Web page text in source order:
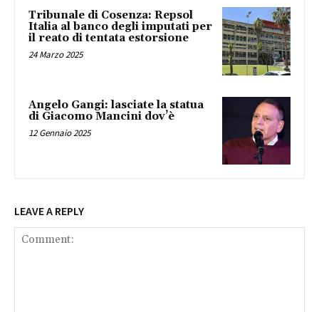
Tribunale di Cosenza: Repsol
Italia al banco degli imputati per
il reato di tentata estorsione
24 Marzo 2025
Angelo Gangi: lasciate la statua
di Giacomo Mancini dov’è
12 Gennaio 2025
LEAVE A REPLY